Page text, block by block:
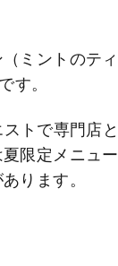
ミントのテ
す。
トで専門店
限定メニュ
ります。